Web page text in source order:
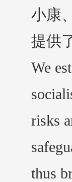
小康
提供
We
risks
thus